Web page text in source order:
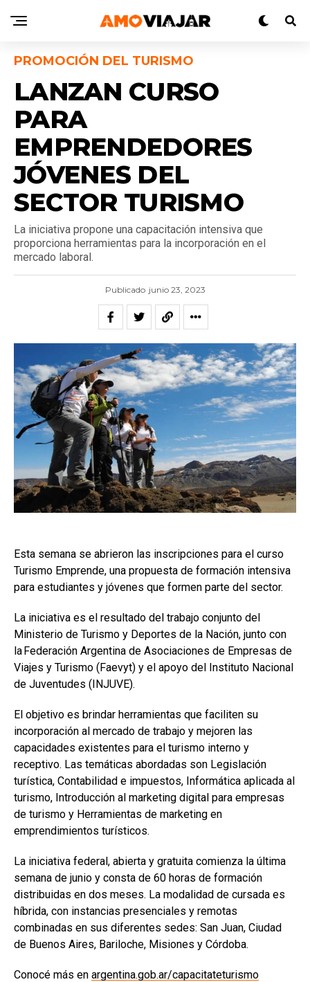
PROMOCIÓN DEL TURISMO
LANZAN CURSO
PARA
EMPRENDEDORES
JÓVENES DEL
SECTOR TURISMO
La iniciativa propone una capacitación intensiva que
proporciona herramientas para la incorporación en el
mercado laboral.
Publicado junio 23, 2023
Esta semana se abrieron las inscripciones para el curso
Turismo Emprende, una propuesta de formación intensiva
para estudiantes y jóvenes que formen parte del sector.
La iniciativa es el resultado del trabajo conjunto del
Ministerio de Turismo y Deportes de la Nación, junto con
la Federación Argentina de Asociaciones de Empresas de
Viajes y Turismo (Faevyt) y el apoyo del Instituto Nacional
de Juventudes (INJUVE).
El objetivo es brindar herramientas que faciliten su
incorporación al mercado de trabajo y mejoren las
capacidades existentes para el turismo interno y
receptivo. Las temáticas abordadas son Legislación
turística, Contabilidad e impuestos, Informática aplicada al
turismo, Introducción al marketing digital para empresas
de turismo y Herramientas de marketing en
emprendimientos turísticos.
La iniciativa federal, abierta y gratuita comienza la última
semana de junio y consta de 60 horas de formación
distribuidas en dos meses. La modalidad de cursada es
híbrida, con instancias presenciales y remotas
combinadas en sus diferentes sedes: San Juan, Ciudad
de Buenos Aires, Bariloche, Misiones y Córdoba.
Conocé más en argentina.gob.ar/capacitateturismo